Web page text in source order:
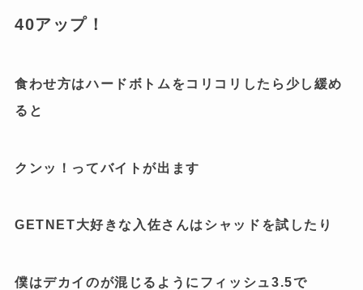
40アップ！
食わせ方はハードボトムをコリコリしたら少し緩め
ると
クンッ！ってバイトが出ます
GETNET大好きな入佐さんはシャッドを試したり
僕はデカイのが混じるようにフィッシュ3.5で